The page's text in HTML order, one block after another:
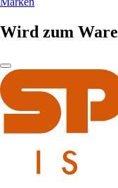
Wird zum